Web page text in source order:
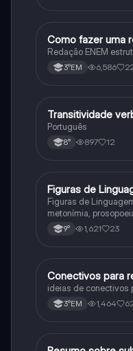
Português
Como fazer uma
Redação ENEM
3°EM 6,586
Português
Transitividade
Português
8° 897 12
Português
Figuras de
Figuras de
metonímia,
eufemismo, hipérbole
9° 1,621 23
Português
Conectivos para
ideias de conectivos
3°EM 1,464